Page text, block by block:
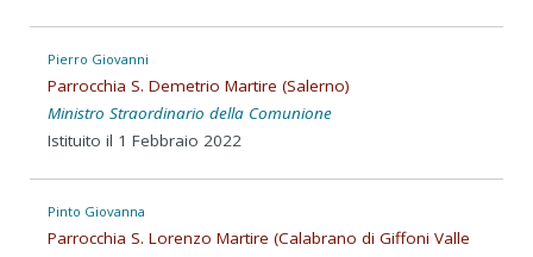
Pierro Giovanni
Parrocchia S. Demetrio Martire (Salerno)
Ministro Straordinario della Comunione
Istituito il 1 Febbraio 2022
Pinto Giovanna
Parrocchia S. Lorenzo Martire (Calabrano di Giffoni Valle